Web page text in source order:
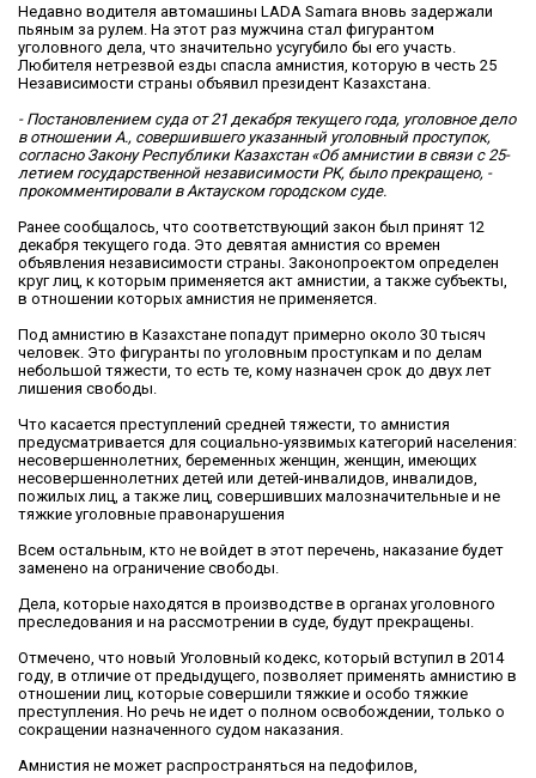
Недавно водителя автомашины LADA Samara вновь задержали
пьяным за рулем. На этот раз мужчина стал фигурантом
уголовного дела, что значительно усугубило бы его участь.
Любителя нетрезвой езды спасла амнистия, которую в честь 25
Независимости страны объявил президент Казахстана.
- Постановлением суда от 21 декабря текущего года, уголовное дело
в отношении А., совершившего указанный уголовный проступок,
согласно Закону Республики Казахстан «Об амнистии в связи с 25-
летием государственной независимости РК, было прекращено, -
прокомментировали в Актауском городском суде.
Ранее сообщалось, что соответствующий закон был принят 12
декабря текущего года. Это девятая амнистия со времен
объявления независимости страны. Законопроектом определен
круг лиц, к которым применяется акт амнистии, а также субъекты,
в отношении которых амнистия не применяется.
Под амнистию в Казахстане попадут примерно около 30 тысяч
человек. Это фигуранты по уголовным проступкам и по делам
небольшой тяжести, то есть те, кому назначен срок до двух лет
лишения свободы.
Что касается преступлений средней тяжести, то амнистия
предусматривается для социально-уязвимых категорий населения:
несовершеннолетних, беременных женщин, женщин, имеющих
несовершеннолетних детей или детей-инвалидов, инвалидов,
пожилых лиц, а также лиц, совершивших малозначительные и не
тяжкие уголовные правонарушения
Всем остальным, кто не войдет в этот перечень, наказание будет
заменено на ограничение свободы.
Дела, которые находятся в производстве в органах уголовного
преследования и на рассмотрении в суде, будут прекращены.
Отмечено, что новый Уголовный кодекс, который вступил в 2014
году, в отличие от предыдущего, позволяет применять амнистию в
отношении лиц, которые совершили тяжкие и особо тяжкие
преступления. Но речь не идет о полном освобождении, только о
сокращении назначенного судом наказания.
Амнистия не может распространяться на педофилов,